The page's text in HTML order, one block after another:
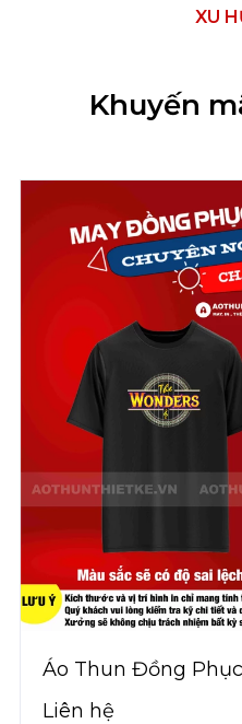
XU
Khuyến
Áo Thun Đồng
Liên hệ